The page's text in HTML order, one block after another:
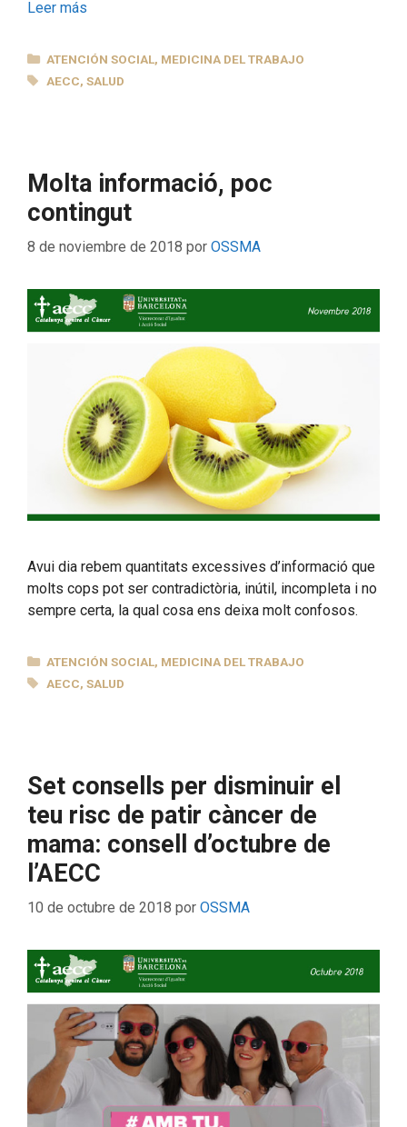
Leer más
CATEGORÍAS
ATENCIÓN SOCIAL, MEDICINA DEL TRABAJO
ETIQUETAS
AECC,SALUD
Molta informació, poc
contingut
8 de noviembre de 2018 por OSSMA
Avui dia rebem quantitats excessives d’informació que
molts cops pot ser contradictòria, inútil, incompleta i no
sempre certa, la qual cosa ens deixa molt confosos.
CATEGORÍAS
ATENCIÓN SOCIAL, MEDICINA DEL TRABAJO
ETIQUETAS
AECC,SALUD
Set consells per disminuir el
teu risc de patir càncer de
mama: consell d’octubre de
l’AECC
10 de octubre de 2018 por OSSMA